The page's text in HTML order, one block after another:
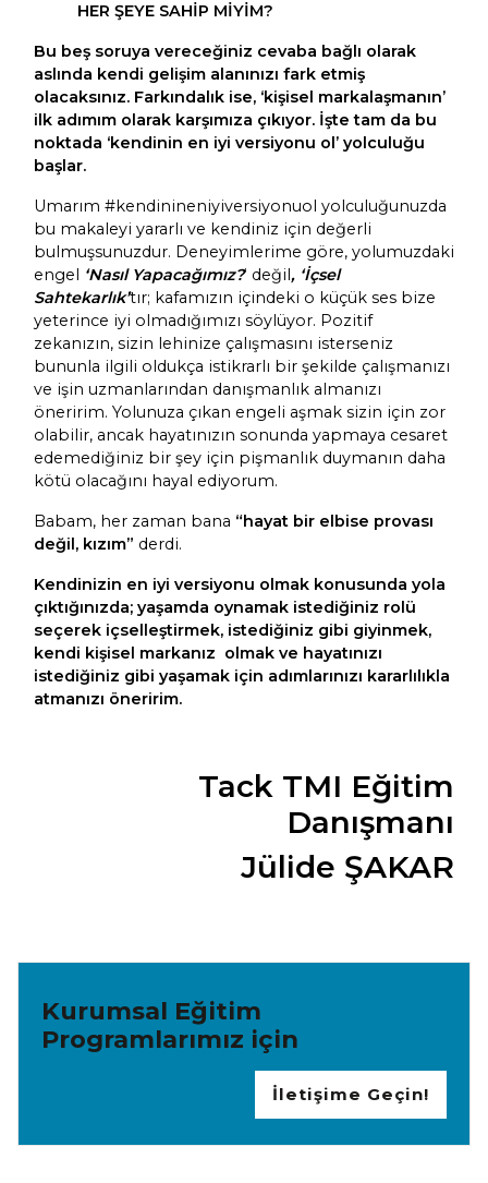
HER ŞEYE SAHİP MİYİM?
Bu beş soruya vereceğiniz cevaba bağlı olarak
aslında kendi gelişim alanınızı fark etmiş
olacaksınız. Farkındalık ise, ‘kişisel markalaşmanın’
ilk adımım olarak karşımıza çıkıyor. İşte tam da bu
noktada ‘kendinin en iyi versiyonu ol’ yolculuğu
başlar.
Umarım #kendinineniyiversiyonuol yolculuğunuzda
bu makaleyi yararlı ve kendiniz için değerli
bulmuşsunuzdur. Deneyimlerime göre, yolumuzdaki
engel ‘Nasıl Yapacağımız?‘ değil, ‘İçsel
Sahtekarlık’tır; kafamızın içindeki o küçük ses bize
yeterince iyi olmadığımızı söylüyor. Pozitif
zekanızın, sizin lehinize çalışmasını isterseniz
bununla ilgili oldukça istikrarlı bir şekilde çalışmanızı
ve işin uzmanlarından danışmanlık almanızı
öneririm. Yolunuza çıkan engeli aşmak sizin için zor
olabilir, ancak hayatınızın sonunda yapmaya cesaret
edemediğiniz bir şey için pişmanlık duymanın daha
kötü olacağını hayal ediyorum.
Babam, her zaman bana “hayat bir elbise provası
değil, kızım” derdi.
Kendinizin en iyi versiyonu olmak konusunda yola
çıktığınızda; yaşamda oynamak istediğiniz rolü
seçerek içselleştirmek, istediğiniz gibi giyinmek,
kendi kişisel markanız olmak ve hayatınızı
istediğiniz gibi yaşamak için adımlarınızı kararlılıkla
atmanızı öneririm.
Tack TMI Eğitim
Danışmanı
Jülide ŞAKAR
Kurumsal Eğitim
Programlarımız için
İletişime Geçin!